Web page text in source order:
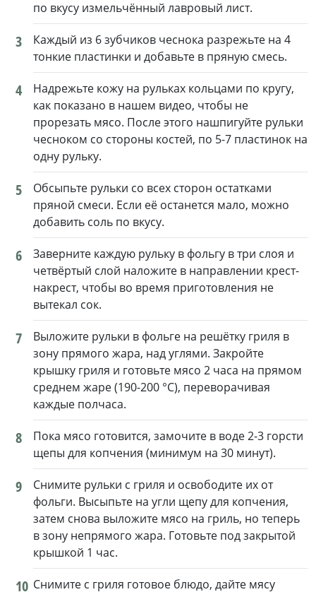
по вкусу измельчённый лавровый лист.
3
Каждый из 6 зубчиков чеснока разрежьте на 4
тонкие пластинки и добавьте в пряную смесь.
4
Надрежьте кожу на рульках кольцами по кругу,
как показано в нашем видео, чтобы не
прорезать мясо. После этого нашпигуйте рульки
чесноком со стороны костей, по 5-7 пластинок на
одну рульку.
5
Обсыпьте рульки со всех сторон остатками
пряной смеси. Если её останется мало, можно
добавить соль по вкусу.
6
Заверните каждую рульку в фольгу в три слоя и
четвёртый слой наложите в направлении крест-
накрест, чтобы во время приготовления не
вытекал сок.
7
Выложите рульки в фольге на решётку гриля в
зону прямого жара, над углями. Закройте
крышку гриля и готовьте мясо 2 часа на прямом
среднем жаре (190-200 °С), переворачивая
каждые полчаса.
8
Пока мясо готовится, замочите в воде 2-3 горсти
щепы для копчения (минимум на 30 минут).
9
Снимите рульки с гриля и освободите их от
фольги. Высыпьте на угли щепу для копчения,
затем снова выложите мясо на гриль, но теперь
в зону непрямого жара. Готовьте под закрытой
крышкой 1 час.
10 Снимите с гриля готовое блюдо, дайте мясу